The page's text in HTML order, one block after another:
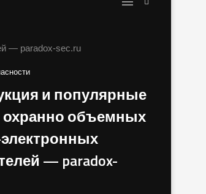
— paradox-sec.ru
и популярные
объемных
— paradox-